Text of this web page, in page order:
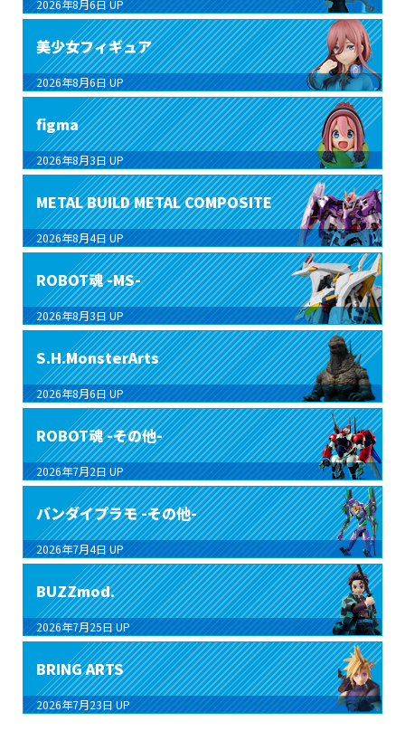
2026年8月6日 UP
美少女フィギュア
2026年8月6日 UP
figma
2026年8月3日 UP
METAL BUILD METAL COMPOSITE
2026年8月4日 UP
ROBOT魂 -MS-
2026年8月3日 UP
S.H.MonsterArts
2026年8月6日 UP
ROBOT魂 -その他-
2026年7月2日 UP
バンダイプラモ -その他-
2026年7月4日 UP
BUZZmod.
2026年7月25日 UP
BRING ARTS
2026年7月23日 UP